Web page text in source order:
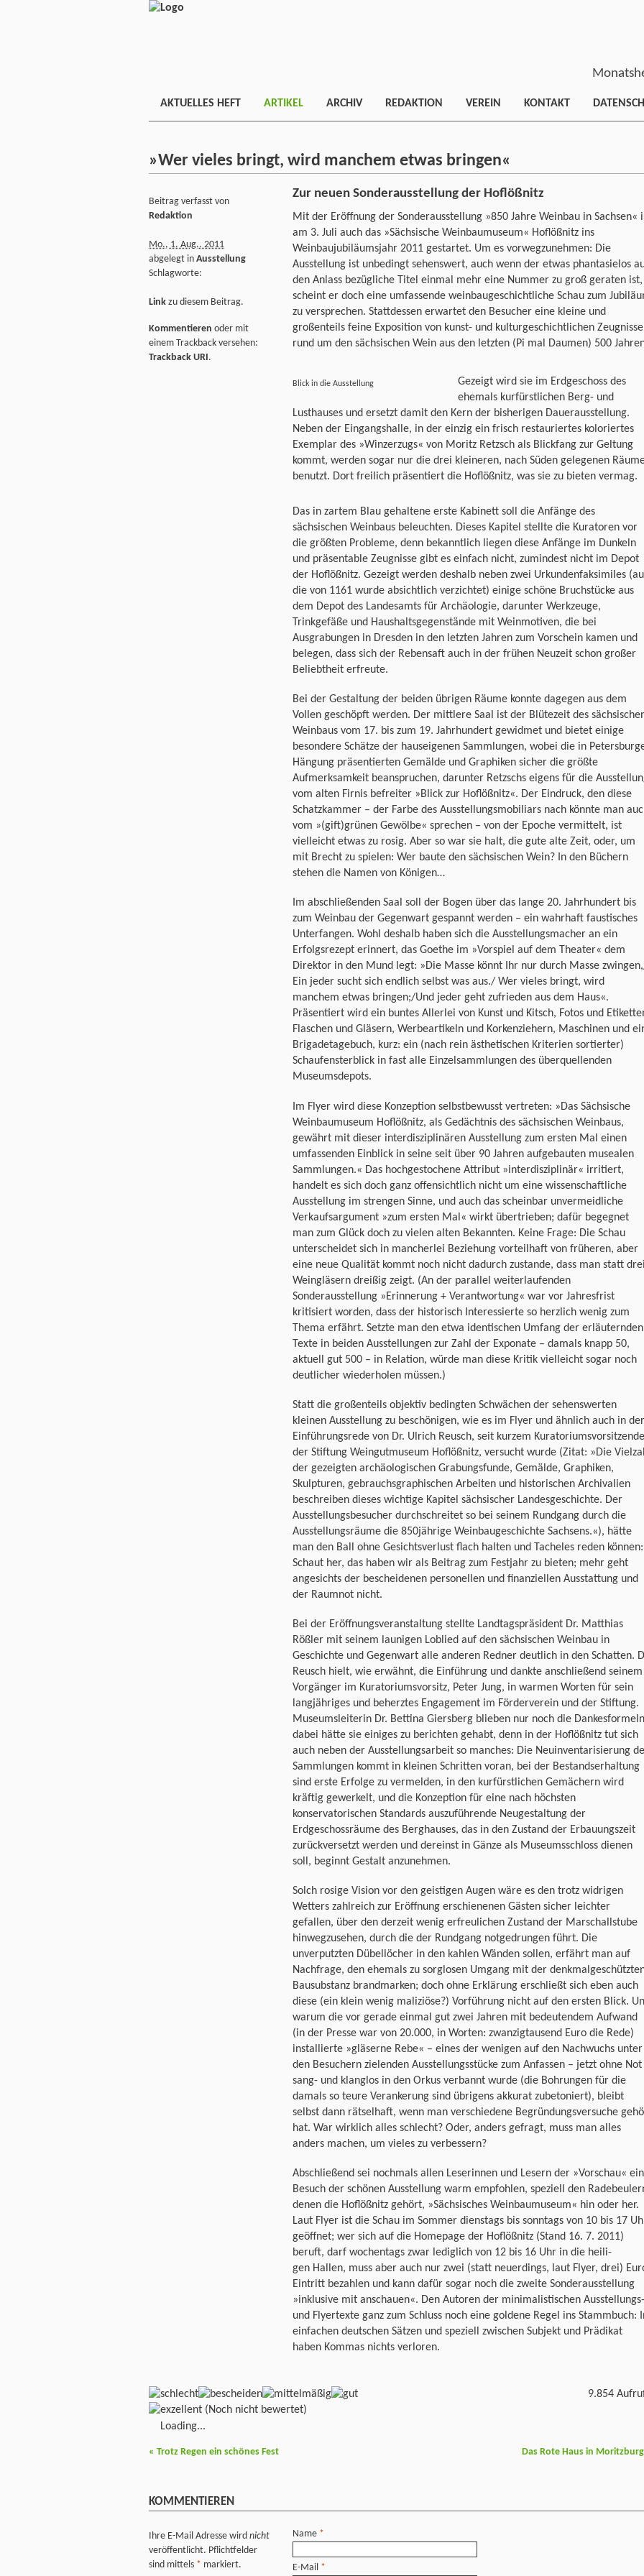
AKTUELLES HEFT ARTIKEL ARCHIV REDAKTION VEREIN KONTAKT
»Wer vieles bringt, wird manchem etwas bringen«
Zur neuen Sonderausstellung der Hoflößnitz
Mit der Eröffnung der Sonderausstellung »850 Jahre Weinbau in Sachsen«
am 3. Juli auch das »Sächsische Weinbaumuseum« Hoflößnitz ins
Weinbaujubiläumsjahr 2011 gestartet. Um es vorwegzunehmen: Die
Ausstellung ist unbedingt sehenswert, auch wenn der etwas phantasielos
den Anlass bezügliche Titel einmal mehr eine Nummer zu groß geraten ist,
scheint er doch eine umfassende weinbaugeschichtliche Schau zum
zu versprechen. Stattdessen erwartet den Besucher eine kleine und
großenteils feine Exposition von kunst- und kulturgeschichtlichen
rund um den sächsischen Wein aus den letzten (Pi mal Daumen) 500
Blick in die Ausstellung
Gezeigt wird sie im Erdgeschoss des
ehemals kurfürstlichen Berg- und
Lusthauses und ersetzt damit den Kern der bisherigen Dauerausstellung.
Neben der Eingangshalle, in der einzig ein frisch restauriertes koloriertes
Exemplar des »Winzerzugs« von Moritz Retzsch als Blickfang zur Geltung
kommt, werden sogar nur die drei kleineren, nach Süden gelegenen
benutzt. Dort freilich präsentiert die Hoflößnitz, was sie zu bieten vermag.
Das in zartem Blau gehaltene erste Kabinett soll die Anfänge des
sächsischen Weinbaus beleuchten. Dieses Kapitel stellte die Kuratoren vor
die größten Probleme, denn bekanntlich liegen diese Anfänge im Dunkeln
und präsentable Zeugnisse gibt es einfach nicht, zumindest nicht im Depot
der Hoflößnitz. Gezeigt werden deshalb neben zwei Urkundenfaksimiles
die von 1161 wurde absichtlich verzichtet) einige schöne Bruchstücke aus
dem Depot des Landesamts für Archäologie, darunter Werkzeuge,
Trinkgefäße und Haushaltsgegenstände mit Weinmotiven, die bei
Ausgrabungen in Dresden in den letzten Jahren zum Vorschein kamen und
belegen, dass sich der Rebensaft auch in der frühen Neuzeit schon großer
Beliebtheit erfreute.
Bei der Gestaltung der beiden übrigen Räume konnte dagegen aus dem
Vollen geschöpft werden. Der mittlere Saal ist der Blütezeit des
Weinbaus vom 17. bis zum 19. Jahrhundert gewidmet und bietet einige
besondere Schätze der hauseigenen Sammlungen, wobei die in
Hängung präsentierten Gemälde und Graphiken sicher die größte
Aufmerksamkeit beanspruchen, darunter Retzschs eigens für die
vom alten Firnis befreiter »Blick zur Hoflößnitz«. Der Eindruck, den diese
Schatzkammer – der Farbe des Ausstellungsmobiliars nach könnte man
vom »(gift)grünen Gewölbe« sprechen – von der Epoche vermittelt, ist
vielleicht etwas zu rosig. Aber so war sie halt, die gute alte Zeit, oder, um
mit Brecht zu spielen: Wer baute den sächsischen Wein? In den Büchern
stehen die Namen von Königen…
Im abschließenden Saal soll der Bogen über das lange 20. Jahrhundert bis
zum Weinbau der Gegenwart gespannt werden – ein wahrhaft faustisches
Unterfangen. Wohl deshalb haben sich die Ausstellungsmacher an ein
Erfolgsrezept erinnert, das Goethe im »Vorspiel auf dem Theater« dem
Direktor in den Mund legt: »Die Masse könnt Ihr nur durch Masse
Ein jeder sucht sich endlich selbst was aus./ Wer vieles bringt, wird
manchem etwas bringen;/Und jeder geht zufrieden aus dem Haus«.
Präsentiert wird ein buntes Allerlei von Kunst und Kitsch, Fotos und
Flaschen und Gläsern, Werbeartikeln und Korkenziehern, Maschinen und
Brigadetagebuch, kurz: ein (nach rein ästhetischen Kriterien sortierter)
Schaufensterblick in fast alle Einzelsammlungen des überquellenden
Museumsdepots.
Im Flyer wird diese Konzeption selbstbewusst vertreten: »Das Sächsische
Weinbaumuseum Hoflößnitz, als Gedächtnis des sächsischen Weinbaus,
gewährt mit dieser interdisziplinären Ausstellung zum ersten Mal einen
umfassenden Einblick in seine seit über 90 Jahren aufgebauten musealen
Sammlungen.« Das hochgestochene Attribut »interdisziplinär« irritiert,
handelt es sich doch ganz offensichtlich nicht um eine wissenschaftliche
Ausstellung im strengen Sinne, und auch das scheinbar unvermeidliche
Verkaufsargument »zum ersten Mal« wirkt übertrieben; dafür begegnet
man zum Glück doch zu vielen alten Bekannten. Keine Frage: Die Schau
unterscheidet sich in mancherlei Beziehung vorteilhaft von früheren, aber
eine neue Qualität kommt noch nicht dadurch zustande, dass man statt drei
Weingläsern dreißig zeigt. (An der parallel weiterlaufenden
Sonderausstellung »Erinnerung + Verantwortung« war vor Jahresfrist
kritisiert worden, dass der historisch Interessierte so herzlich wenig zum
Thema erfährt. Setzte man den etwa identischen Umfang der erläuternden
Texte in beiden Ausstellungen zur Zahl der Exponate – damals knapp 50,
aktuell gut 500 – in Relation, würde man diese Kritik vielleicht sogar noch
deutlicher wiederholen müssen.)
Statt die großenteils objektiv bedingten Schwächen der sehenswerten
kleinen Ausstellung zu beschönigen, wie es im Flyer und ähnlich auch in der
Einführungsrede von Dr. Ulrich Reusch, seit kurzem
der Stiftung Weingutmuseum Hoflößnitz, versucht wurde (Zitat: »Die
der gezeigten archäologischen Grabungsfunde, Gemälde, Graphiken,
Skulpturen, gebrauchsgraphischen Arbeiten und historischen Archivalien
beschreiben dieses wichtige Kapitel sächsischer Landesgeschichte. Der
Ausstellungsbesucher durchschreitet so bei seinem Rundgang durch die
Ausstellungsräume die 850jährige Weinbaugeschichte Sachsens.«), hätte
man den Ball ohne Gesichtsverlust flach halten und Tacheles reden können:
Schaut her, das haben wir als Beitrag zum Festjahr zu bieten; mehr geht
angesichts der bescheidenen personellen und finanziellen Ausstattung und
der Raumnot nicht.
Bei der Eröffnungsveranstaltung stellte Landtagspräsident Dr. Matthias
Rößler mit seinem launigen Loblied auf den sächsischen Weinbau in
Geschichte und Gegenwart alle anderen Redner deutlich in den Schatten.
Reusch hielt, wie erwähnt, die Einführung und dankte anschließend seinem
Vorgänger im Kuratoriumsvorsitz, Peter Jung, in warmen Worten für sein
langjähriges und beherztes Engagement im Förderverein und der Stiftung.
Museumsleiterin Dr. Bettina Giersberg blieben nur noch die
dabei hätte sie einiges zu berichten gehabt, denn in der Hoflößnitz tut sich
auch neben der Ausstellungsarbeit so manches: Die Neuinventarisierung
Sammlungen kommt in kleinen Schritten voran, bei der Bestandserhaltung
sind erste Erfolge zu vermelden, in den kurfürstlichen Gemächern wird
kräftig gewerkelt, und die Konzeption für eine nach höchsten
konservatorischen Standards auszuführende Neugestaltung der
Erdgeschossräume des Berghauses, das in den Zustand der Erbauungszeit
zurückversetzt werden und dereinst in Gänze als Museumsschloss dienen
soll, beginnt Gestalt anzunehmen.
Solch rosige Vision vor den geistigen Augen wäre es den trotz widrigen
Wetters zahlreich zur Eröffnung erschienenen Gästen sicher leichter
gefallen, über den derzeit wenig erfreulichen Zustand der Marschallstube
hinwegzusehen, durch die der Rundgang notgedrungen führt. Die
unverputzten Dübellöcher in den kahlen Wänden sollen, erfährt man auf
Nachfrage, den ehemals zu sorglosen Umgang mit der
Bausubstanz brandmarken; doch ohne Erklärung erschließt sich eben auch
diese (ein klein wenig maliziöse?) Vorführung nicht auf den ersten Blick.
warum die vor gerade einmal gut zwei Jahren mit bedeutendem Aufwand
(in der Presse war von 20.000, in Worten: zwanzigtausend Euro die Rede)
installierte »gläserne Rebe« – eines der wenigen auf den Nachwuchs unter
den Besuchern zielenden Ausstellungsstücke zum Anfassen – jetzt ohne Not
sang- und klanglos in den Orkus verbannt wurde (die Bohrungen für die
damals so teure Verankerung sind übrigens akkurat zubetoniert), bleibt
selbst dann rätselhaft, wenn man verschiedene Begründungsversuche
hat. War wirklich alles schlecht? Oder, anders gefragt, muss man alles
anders machen, um vieles zu verbessern?
Abschließend sei nochmals allen Leserinnen und Lesern der »Vorschau« ein
Besuch der schönen Ausstellung warm empfohlen, speziell den
denen die Hoflößnitz gehört, »Sächsisches Weinbaumuseum« hin oder her.
Laut Flyer ist die Schau im Sommer dienstags bis sonntags von 10 bis 17
geöffnet; wer sich auf die Homepage der Hoflößnitz (Stand 16. 7. 2011)
beruft, darf wochentags zwar lediglich von 12 bis 16 Uhr in die heili-
gen Hallen, muss aber auch nur zwei (statt neuerdings, laut Flyer, drei)
Eintritt bezahlen und kann dafür sogar noch die zweite Sonderausstellung
»inklusive mit anschauen«. Den Autoren der minimalistischen Ausstellungs-
und Flyertexte ganz zum Schluss noch eine goldene Regel ins Stammbuch:
einfachen deutschen Sätzen und speziell zwischen Subjekt und Prädikat
haben Kommas nichts verloren.
Beitrag verfasst von
Redaktion
Mo., 1. Aug.. 2011
abgelegt in Ausstellung
Schlagworte:
Link zu diesem Beitrag.
Kommentieren oder mit
einem Trackback versehen:
Trackback URI.
(Noch nicht bewertet)
Loading...
9.854
« Trotz Regen ein schönes Fest Das Rote Haus in Moritzburg
KOMMENTIEREN
Ihre E-Mail Adresse wird nicht
veröffentlicht. Pflichtfelder
sind mittels * markiert.
Name *
E-Mail *